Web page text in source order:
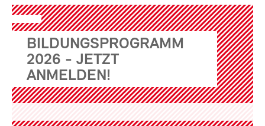
BILDUNGSPROGRAMM
2026 - JETZT
ANMELDEN!